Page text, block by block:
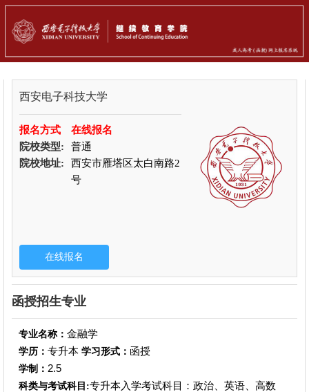
西安电子科技大学
报名方式
在线报名
院校类型:
普通
院校地址:
西安市雁塔区太白南路2
号
函授招生专业
专业名称： 金融学
学历： 专升本 学习形式： 函授
学制： 2.5
科类与考试科目:专升本入学考试科目：政治、英语、高数